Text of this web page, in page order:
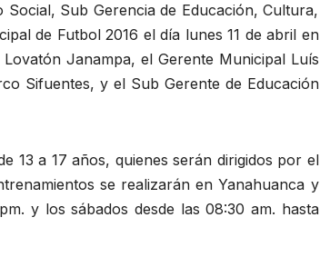
Sub Gerencia de Educación, Cultura,
de Futbol 2016 el día lunes 11 de abril en
Janampa, el Gerente Municipal Luís
Sifuentes, y el Sub Gerente de Educación
13 a 17 años, quienes serán dirigidos por el
se realizarán en Yanahuanca y
y los sábados desde las 08:30 am. hasta